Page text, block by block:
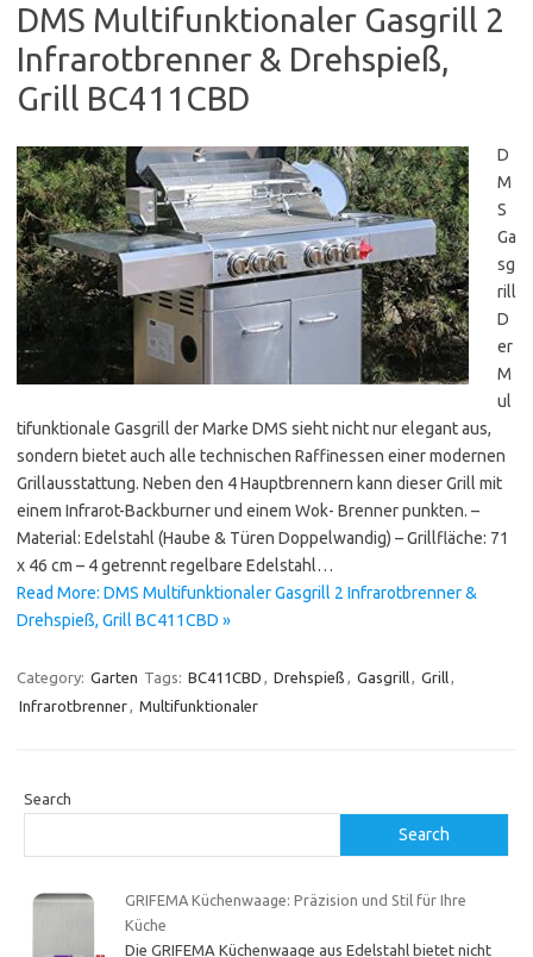
DMS Multifunktionaler Gasgrill 2
Infrarotbrenner & Drehspieß,
Grill BC411CBD
D
M
S
Ga
sg
rill
D
er
M
ul
tifunktionale Gasgrill der Marke DMS sieht nicht nur elegant aus,
sondern bietet auch alle technischen Raffinessen einer modernen
Grillausstattung. Neben den 4 Hauptbrennern kann dieser Grill mit
einem Infrarot-Backburner und einem Wok- Brenner punkten. –
Material: Edelstahl (Haube & Türen Doppelwandig) – Grillfläche: 71
x 46 cm – 4 getrennt regelbare Edelstahl…
Read More: DMS Multifunktionaler Gasgrill 2 Infrarotbrenner &
Drehspieß, Grill BC411CBD »
Category: Garten Tags: BC411CBD , Drehspieß , Gasgrill, Grill,
Infrarotbrenner, Multifunktionaler
Search
Search
GRIFEMA Küchenwaage: Präzision und Stil für Ihre
Küche
Die GRIFEMA Küchenwaage aus Edelstahl bietet nicht